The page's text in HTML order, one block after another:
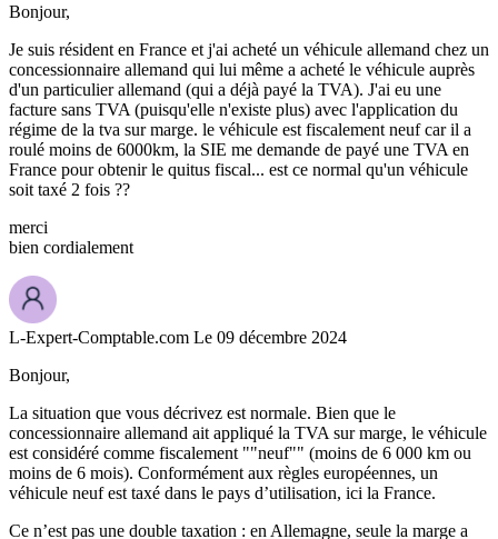
Bonjour,
Je suis résident en France et j'ai acheté un véhicule allemand chez un
concessionnaire allemand qui lui même a acheté le véhicule auprès
d'un particulier allemand (qui a déjà payé la TVA). J'ai eu une
facture sans TVA (puisqu'elle n'existe plus) avec l'application du
régime de la tva sur marge. le véhicule est fiscalement neuf car il a
roulé moins de 6000km, la SIE me demande de payé une TVA en
France pour obtenir le quitus fiscal... est ce normal qu'un véhicule
soit taxé 2 fois ??
merci
bien cordialement
L-Expert-Comptable.com Le 09 décembre 2024
Bonjour,
La situation que vous décrivez est normale. Bien que le
concessionnaire allemand ait appliqué la TVA sur marge, le véhicule
est considéré comme fiscalement ""neuf"" (moins de 6 000 km ou
moins de 6 mois). Conformément aux règles européennes, un
véhicule neuf est taxé dans le pays d’utilisation, ici la France.
Ce n’est pas une double taxation : en Allemagne, seule la marge a